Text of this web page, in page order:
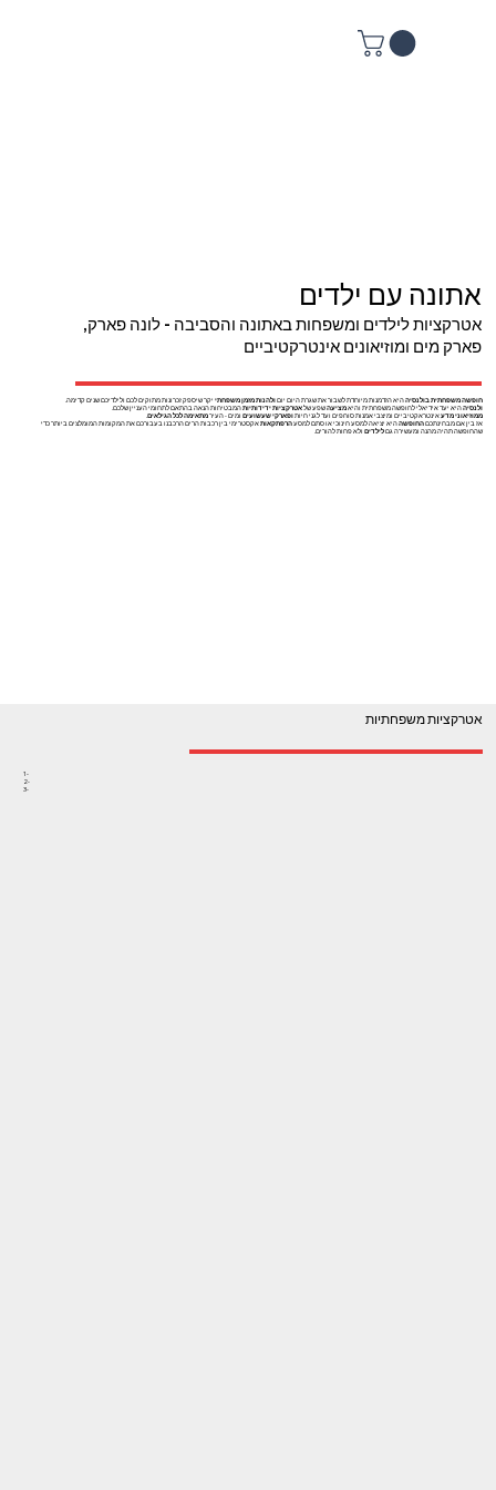
אתונה עם ילדים
אטרקציות לילדים ומשפחות באתונה והסביבה - לונה פארק,
פארק מים ומוזיאונים אינטרקטיביים
חופשה משפחתית בולנסיההיא הזדמנות מיוחדת לשבור את שגרת היום יוםולהנות מזמן משפחתייקר שיספק זכרונות מתוקים לכם ולילדיכם שנים קדימה.
ולנסיההיא יעד אידיאלי לחופשה משפחתית והיאמציעהשפע שלאטרקציות ידידותיותהמבטיחות הנאה בהתאם לתחומי העניין שלכם.
ממוזיאוני מדעאינטראקטיביים ומיצבי אמנות סוחפים ועד לגני חיותופארקי שעשועיםומים - העירמתאימה לכל הגילאים.
אז בין אם מבחינתכםהחופשההיא יציאה למסע חינוכי או סתם למסעהרפתקאותאקסטרימי בין רכבות הרים הרכבנו בעבורכם את המקומות המומלצים ביותר כדי
שהחופשה תהיה מהנה ומעשירה גםלילדיםולא פחות להורים.
אטרקציות משפחתיות
1-
2-
3-